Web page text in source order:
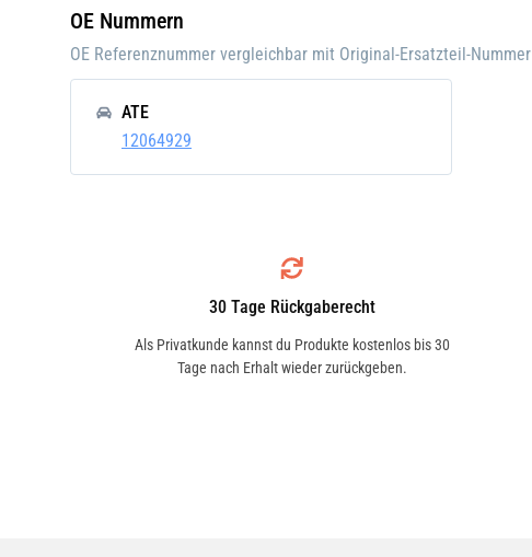
Pfand:
OE Nummern
OE Referenznummer vergleichbar mit Original-Ersatzteil-Nummer
ATE
12064929
30 Tage Rückgaberecht
Als Privatkunde kannst du Produkte kostenlos bis 30
Tage nach Erhalt wieder zurückgeben.